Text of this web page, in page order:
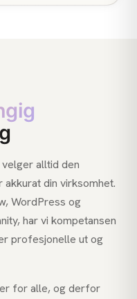
alltid den
din virksomhet.
WordPress og
har vi kompetansen
profesjonelle ut og
for alle, og derfor